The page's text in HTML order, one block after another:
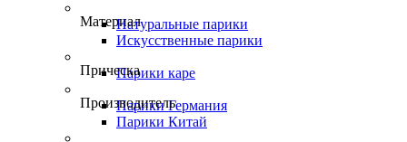
МатериалНатуральные парики
Искусственные парики
ПрическаПарики каре
Производитель
Парики Германия
Парики Китай